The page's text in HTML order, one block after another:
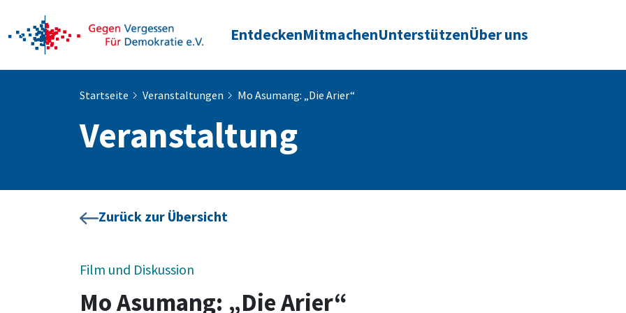
EntdeckenMitmachenUnterstützenÜber uns
Startseite Veranstaltungen Mo Asumang: „Die Arier“
Veranstaltung
Zurück zur Übersicht
Film und Diskussion
Mo Asumang: „Die Arier“